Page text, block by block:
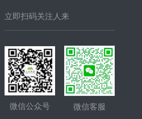
立即扫码关注人来
微信公众号 微信客服